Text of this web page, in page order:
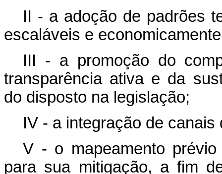
II - a adoção de padrões
escaláveis e
III - a promoção do
transparência ativa e da
do disposto na legislação;
IV - a integração de
V - o mapeamento
para sua mitigação, a fim